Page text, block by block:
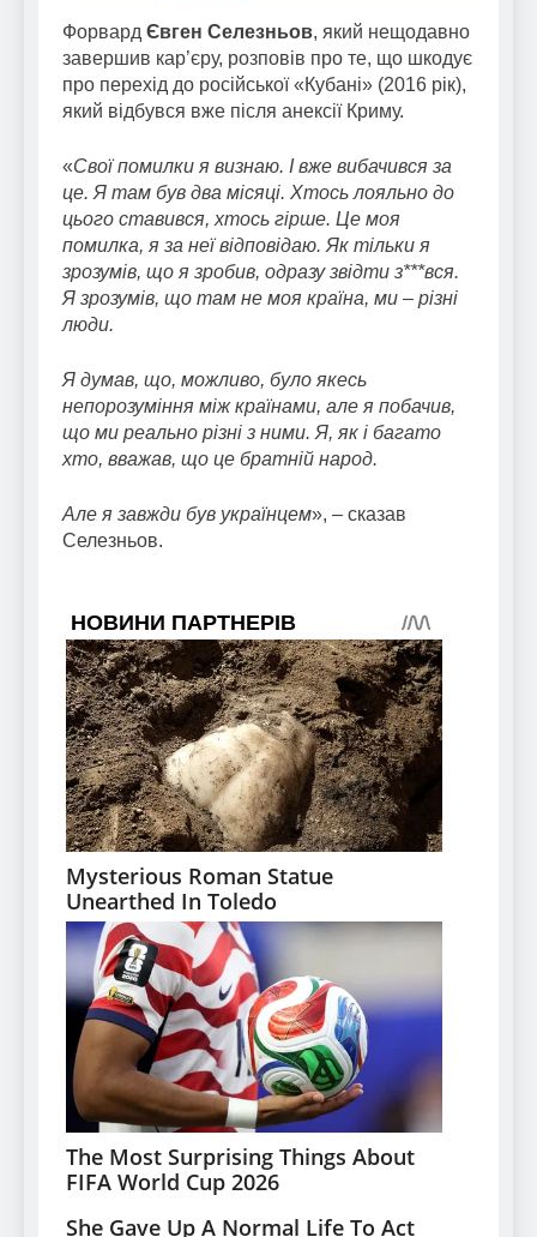
Форвард Євген Селезньов, який нещодавно
завершив кар’єру, розповів про те, що шкодує
про перехід до російської «Кубані» (2016 рік),
який відбувся вже після анексії Криму.
«Свої помилки я визнаю. І вже вибачився за
це. Я там був два місяці. Хтось лояльно до
цього ставився, хтось гірше. Це моя
помилка, я за неї відповідаю. Як тільки я
зрозумів, що я зробив, одразу звідти з***вся.
Я зрозумів, що там не моя країна, ми – різні
люди.
Я думав, що, можливо, було якесь
непорозуміння між країнами, але я побачив,
що ми реально різні з ними. Я, як і багато
хто, вважав, що це братній народ.
Але я завжди був українцем», – сказав
Селезньов.